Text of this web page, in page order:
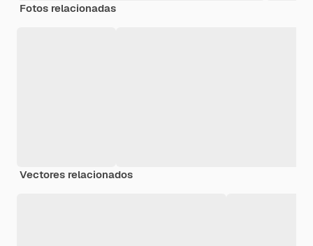
Fotos relacionadas
Vectores relacionados